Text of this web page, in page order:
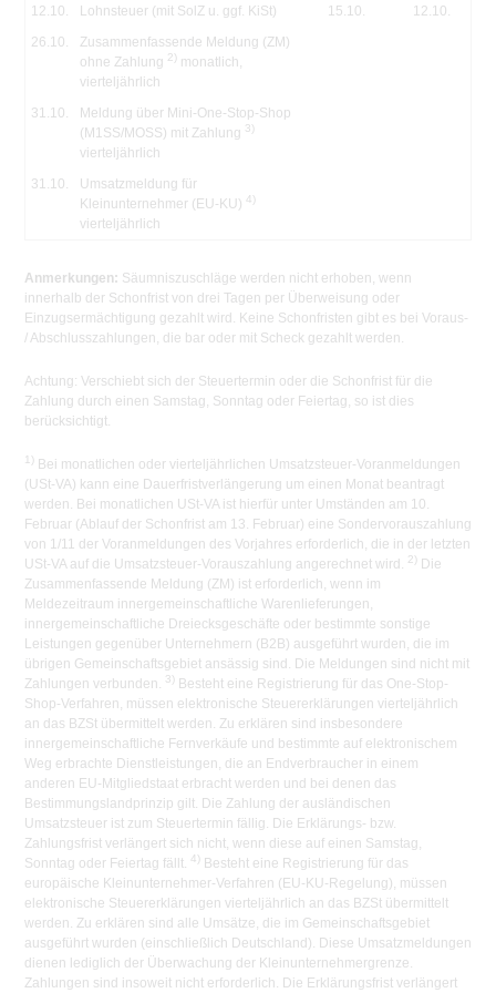
12.10. Lohnsteuer (mit SolZ u. ggf. KiSt) 15.10.
12.10.
26.10.
Zusammenfassende Meldung (ZM)
ohne Zahlung 2) monatlich,
vierteljährlich
31.10.
Meldung über Mini-One-Stop-Shop
(M1SS/MOSS) mit Zahlung 3)
vierteljährlich
31.10.
Umsatzmeldung für
Kleinunternehmer (EU-KU) 4)
vierteljährlich
Anmerkungen: Säumniszuschläge werden nicht erhoben, wenn
innerhalb der Schonfrist von drei Tagen per Überweisung oder
Einzugsermächtigung gezahlt wird. Keine Schonfristen gibt es bei Voraus-
/ Abschlusszahlungen, die bar oder mit Scheck gezahlt werden.
Achtung: Verschiebt sich der Steuertermin oder die Schonfrist für die
Zahlung durch einen Samstag, Sonntag oder Feiertag, so ist dies
berücksichtigt.
1) Bei monatlichen oder vierteljährlichen Umsatzsteuer-Voranmeldungen
(USt-VA) kann eine Dauerfristverlängerung um einen Monat beantragt
werden. Bei monatlichen USt-VA ist hierfür unter Umständen am 10.
Februar (Ablauf der Schonfrist am 13. Februar) eine Sondervorauszahlung
von 1/11 der Voranmeldungen des Vorjahres erforderlich, die in der letzten
USt-VA auf die Umsatzsteuer-Vorauszahlung angerechnet wird. 2) Die
Zusammenfassende Meldung (ZM) ist erforderlich, wenn im
Meldezeitraum innergemeinschaftliche Warenlieferungen,
innergemeinschaftliche Dreiecksgeschäfte oder bestimmte sonstige
Leistungen gegenüber Unternehmern (B2B) ausgeführt wurden, die im
übrigen Gemeinschaftsgebiet ansässig sind. Die Meldungen sind nicht mit
Zahlungen verbunden. 3) Besteht eine Registrierung für das One-Stop-
Shop-Verfahren, müssen elektronische Steuererklärungen vierteljährlich
an das BZSt übermittelt werden. Zu erklären sind insbesondere
innergemeinschaftliche Fernverkäufe und bestimmte auf elektronischem
Weg erbrachte Dienstleistungen, die an Endverbraucher in einem
anderen EU-Mitgliedstaat erbracht werden und bei denen das
Bestimmungslandprinzip gilt. Die Zahlung der ausländischen
Umsatzsteuer ist zum Steuertermin fällig. Die Erklärungs- bzw.
Zahlungsfrist verlängert sich nicht, wenn diese auf einen Samstag,
Sonntag oder Feiertag fällt. 4) Besteht eine Registrierung für das
europäische Kleinunternehmer-Verfahren (EU-KU-Regelung), müssen
elektronische Steuererklärungen vierteljährlich an das BZSt übermittelt
werden. Zu erklären sind alle Umsätze, die im Gemeinschaftsgebiet
ausgeführt wurden (einschließlich Deutschland). Diese Umsatzmeldungen
dienen lediglich der Überwachung der Kleinunternehmergrenze.
Zahlungen sind insoweit nicht erforderlich. Die Erklärungsfrist verlängert